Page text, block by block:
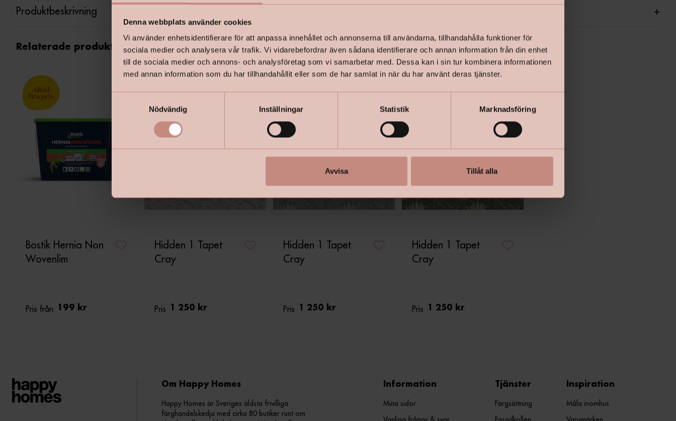
Denna webbplats använder cookies
Vi använder enhetsidentifierare för att anpassa innehållet och annonserna till användarna, tillhandahålla funktioner för
sociala medier och analysera vår trafik. Vi vidarebefordrar även sådana identifierare och annan information från din enhet
till de sociala medier och annons- och analysföretag som vi samarbetar med. Dessa kan i sin tur kombinera informationen
med annan information som du har tillhandahållit eller som de har samlat in när du har använt deras tjänster.
m
e
s
Nödvändig Inställningar Statistik Marknadsföring
Avvisa Tillåt alla
Produktbeskrivning +
Relaterade produkter
Bostik Hernia Non
Wovenlim
Pris från 199 kr
Hidden 1 Tapet
Cray
Pris 1 250 kr
Hidden 1 Tapet
Cray
Pris 1 250 kr
Hidden 1 Tapet
Cray
Pris 1 250 kr
Om Happy Homes
Happy Homes är Sveriges äldsta frivilliga
färghandelskedja med cirka 80 butiker runt om
Information
Mina sidor
Tjänster
Färgsättning
Inspiration
Måla inomhus